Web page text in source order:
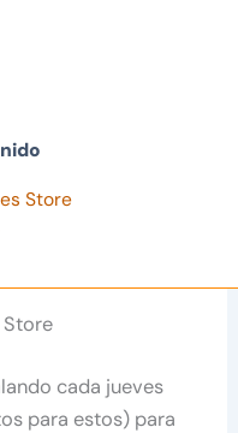
Store
Store
cada jueves
para estos) para